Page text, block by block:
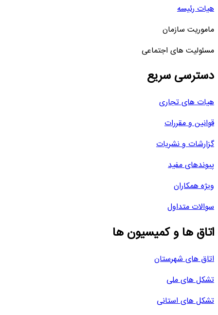
هیات رئیسه
ماموریت سازمان
مسئولیت های اجتماعی
دسترسی سریع
هیات های تجاری
قوانین و مقررات
گزارشات و نشریات
پیوندهای مفید
ویژه همکاران
سوالات متداول
اتاق ها و کمیسیون ها
اتاق های شهرستان
تشکل های ملی
تشکل های استانی